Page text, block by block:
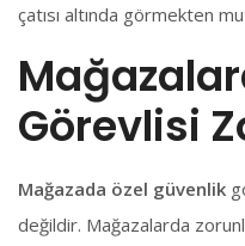
çatısı altında görmekten
Görevlisi
Mağazada özel güvenlik
değildir. Mağazalarda